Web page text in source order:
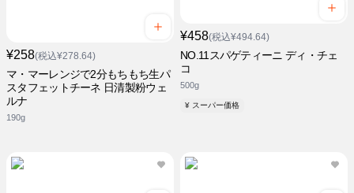
¥258(税込¥278.64)
マ・マーレンジで2分もちもち生パ
スタフェットチーネ 日清製粉ウェ
ルナ
190g
¥458(税込¥494.64)
NO.11スパゲティーニ ディ・チェ
コ
500g
¥ スーパー価格